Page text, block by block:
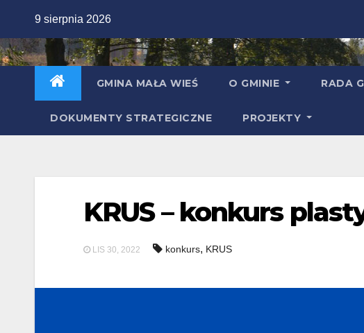
content
9 sierpnia 2026
GMINA MAŁA WIEŚ O GMINIE RADA
DOKUMENTY STRATEGICZNE PROJEKTY
KRUS – konkurs
LIS 30, 2022 konkurs, KRUS